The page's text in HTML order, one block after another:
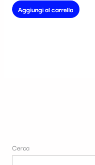
Aggiungi al carrello
Cerca